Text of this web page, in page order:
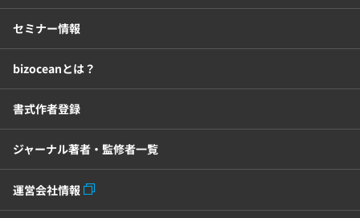
セミナー情報
bizoceanとは？
書式作者登録
ジャーナル著者・監修者一覧
運営会社情報